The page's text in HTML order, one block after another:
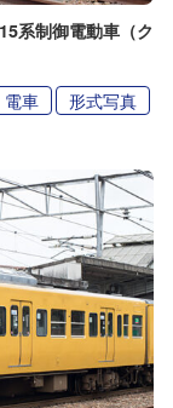
系制御電動車（ク
電車 形式写真